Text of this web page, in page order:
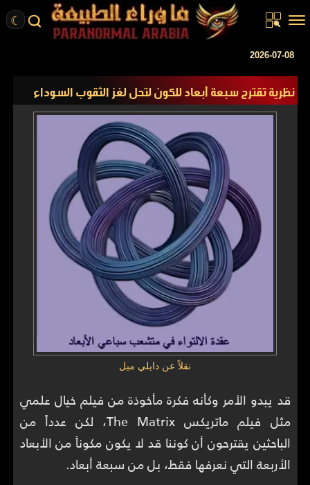
☾
الرئيسية
قصص واقعية
ركن الخيال
2026-07-08
نظرية تقترح سبعة أبعاد للكون لتحل لغز الثقوب السوداء
نقلاً عن دايلي ميل
قد يبدو الأمر وكأنه فكرة مأخوذة من فيلم خيال علمي
مثل فيلم ماتريكس The Matrix، لكن عدداً من
الباحثين يقترحون أن كوننا قد لا يكون مكوناً من الأبعاد
الأربعة التي نعرفها فقط، بل من سبعة أبعاد.